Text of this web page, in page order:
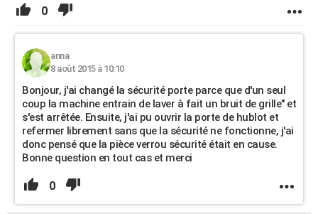
0
anna
8 août 2015 à 10:10
Bonjour, j'ai changé la sécurité porte parce que d'un seul
coup la machine entrain de laver à fait un bruit de grille" et
s'est arrêtée. Ensuite, j'ai pu ouvrir la porte de hublot et
refermer librement sans que la sécurité ne fonctionne, j'ai
donc pensé que la pièce verrou sécurité était en cause.
Bonne question en tout cas et merci
0